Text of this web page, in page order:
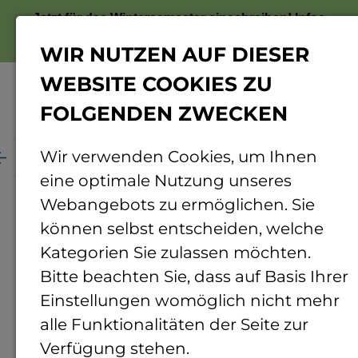
Jetzt für das Wintersemester einschreiben!Infos
Beratung Stipendien & Preise Bürkle Stiftung
Bürkle Stiftung
Im Sinne der Stifterin Anita Bürkle und getreu
des sozialen Engagements ihres Ehemannes
Dr. Wolfgang Bürkle fühlt sich die Stiftung
wichtigen sozialen Themen unserer
Gesellschaft verpflichtet.
WIR NUTZEN AUF DIESER
WEBSITE COOKIES ZU
FOLGENDEN ZWECKEN
Wir verwenden Cookies, um Ihnen
eine optimale Nutzung unseres
Webangebots zu ermöglichen. Sie
können selbst entscheiden, welche
Kategorien Sie zulassen möchten.
Bitte beachten Sie, dass auf Basis Ihrer
Einstellungen womöglich nicht mehr
alle Funktionalitäten der Seite zur
Verfügung stehen.